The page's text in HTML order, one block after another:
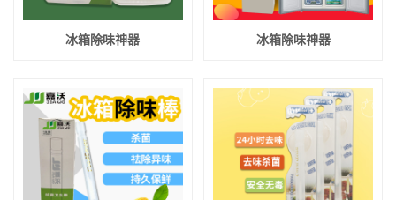
冰箱除味神器 冰箱除味神器